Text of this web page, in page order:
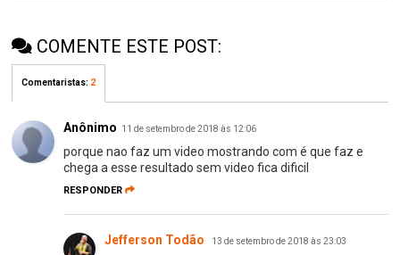
COMENTE ESTE POST:
Comentaristas: 2
Anônimo 11 de setembro de 2018 às 12:06
porque nao faz um video mostrando com é que faz e
chega a esse resultado sem video fica dificil
RESPONDER
Jefferson Todão 13 de setembro de 2018 às 23:03